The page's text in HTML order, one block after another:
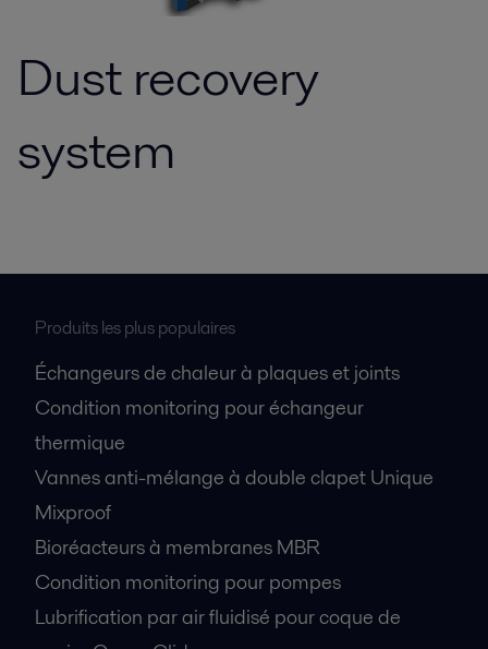
Dust recovery
system
Produits les plus populaires
Échangeurs de chaleur à plaques et joints
Condition monitoring pour échangeur
thermique
Vannes anti-mélange à double clapet Unique
Mixproof
Bioréacteurs à membranes MBR
Condition monitoring pour pompes
Lubrification par air fluidisé pour coque de